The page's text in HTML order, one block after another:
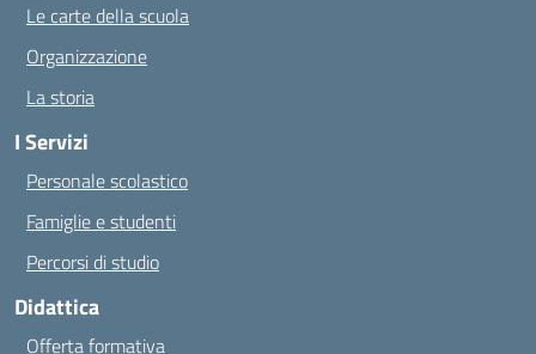
Le carte della scuola
Organizzazione
La storia
I Servizi
Personale scolastico
Famiglie e studenti
Percorsi di studio
Didattica
Offerta formativa